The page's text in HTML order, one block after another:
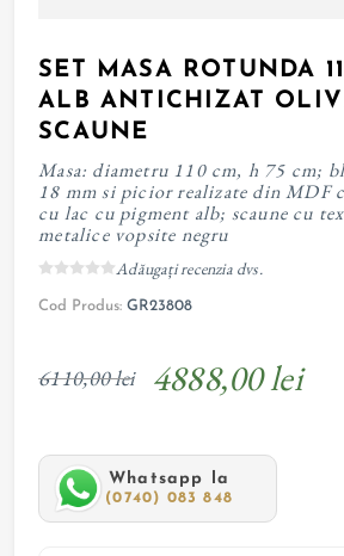
SET MASA ROTUNDA
ALB ANTICHIZAT
SCAUNE
Masa: diametru 110 cm, h 75 cm;
18 mm si picior realizate din MDF
cu lac cu pigment alb; scaune cu
metalice vopsite negru
Adăugați recenzia dvs.
Cod Produs: GR23808
6110,00 lei 4888,00 lei
Whatsapp la
(0740) 083 848